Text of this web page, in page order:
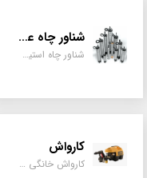
شناور چاه عمیق
شناور چاه استیل ، تک فاز و سه فاز، یک اینچ به بالا
کارواش
کارواش خانگی و صنعتی و نیمه صنعتی